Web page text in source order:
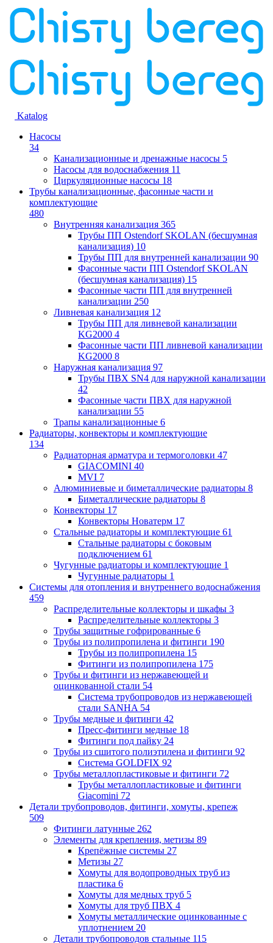
Katalog
Насосы
34
Канализационные и дренажные насосы 5
Насосы для водоснабжения 11
Циркуляционные насосы 18
Трубы канализационные, фасонные части и
комплектующие
480
Внутренняя канализация 365
Трубы ПП Ostendorf SKOLAN (бесшумная
канализация) 10
Трубы ПП для внутренней канализации 90
Фасонные части ПП Ostendorf SKOLAN
(бесшумная канализация) 15
Фасонные части ПП для внутренней
канализации 250
Ливневая канализация 12
Трубы ПП для ливневой канализации
KG2000 4
Фасонные части ПП ливневой канализации
KG2000 8
Наружная канализация 97
Трубы ПВХ SN4 для наружной канализации
42
Фасонные части ПВХ для наружной
канализации 55
Трапы канализационные 6
Радиаторы, конвекторы и комплектующие
134
Радиаторная арматура и термоголовки 47
GIACOMINI 40
MVI 7
Алюминиевые и биметаллические радиаторы 8
Биметаллические радиаторы 8
Конвекторы 17
Конвекторы Новатерм 17
Стальные радиаторы и комплектующие 61
Стальные радиаторы с боковым
подключением 61
Чугунные радиаторы и комплектующие 1
Чугунные радиаторы 1
Системы для отопления и внутреннего водоснабжения
459
Распределительные коллекторы и шкафы 3
Распределительные коллекторы 3
Трубы защитные гофрированные 6
Трубы из полипропилена и фитинги 190
Трубы из полипропилена 15
Фитинги из полипропилена 175
Трубы и фитинги из нержавеющей и
оцинкованной стали 54
Система трубопроводов из нержавеющей
стали SANHA 54
Трубы медные и фитинги 42
Пресс-фитинги медные 18
Фитинги под пайку 24
Трубы из сшитого полиэтилена и фитинги 92
Система GOLDFIX 92
Трубы металлопластиковые и фитинги 72
Трубы металлопластиковые и фитинги
Giacomini 72
Детали трубопроводов, фитинги, хомуты, крепеж
509
Фитинги латунные 262
Элементы для крепления, метизы 89
Крепёжные системы 27
Метизы 27
Хомуты для водопроводных труб из
пластика 6
Хомуты для медных труб 5
Хомуты для труб ПВХ 4
Хомуты металлические оцинкованные с
уплотнением 20
Детали трубопроводов стальные 115